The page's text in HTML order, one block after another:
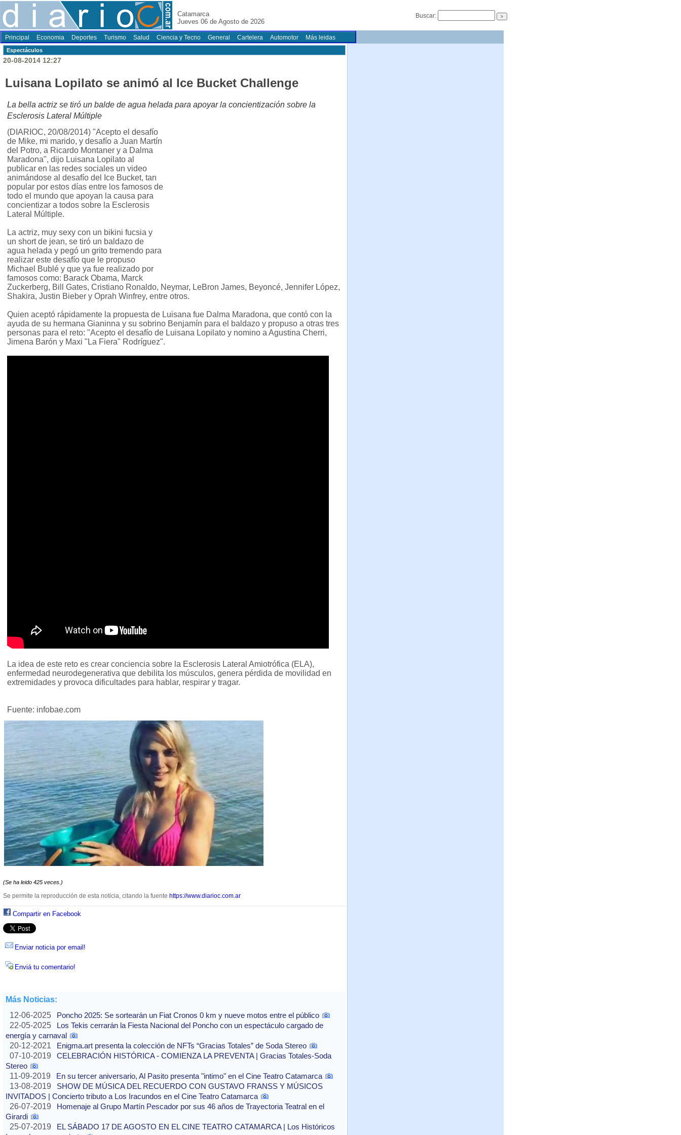
Catamarca
Jueves 06 de Agosto de 2026
Buscar:
Principal Economia Deportes Turismo Salud Ciencia y Tecno General Cartelera Automotor Más leidas
Espectáculos
20-08-2014 12:27
Luisana Lopilato se animó al Ice Bucket Challenge
La bella actriz se tiró un balde de agua helada para apoyar la concientización sobre la
Esclerosis Lateral Múltiple
(DIARIOC, 20/08/2014) "Acepto el desafío
de Mike, mi marido, y desafío a Juan Martín
del Potro, a Ricardo Montaner y a Dalma
Maradona", dijo Luisana Lopilato al
publicar en las redes sociales un video
animándose al desafío del Ice Bucket, tan
popular por estos días entre los famosos de
todo el mundo que apoyan la causa para
concientizar a todos sobre la Esclerosis
Lateral Múltiple.
La actriz, muy sexy con un bikini fucsia y
un short de jean, se tiró un baldazo de
agua helada y pegó un grito tremendo para
realizar este desafío que le propuso
Michael Bublé y que ya fue realizado por
famosos como: Barack Obama, Marck
Zuckerberg, Bill Gates, Cristiano Ronaldo, Neymar, LeBron James, Beyoncé, Jennifer López,
Shakira, Justin Bieber y Oprah Winfrey, entre otros.
Quien aceptó rápidamente la propuesta de Luisana fue Dalma Maradona, que contó con la
ayuda de su hermana Gianinna y su sobrino Benjamín para el baldazo y propuso a otras tres
personas para el reto: "Acepto el desafío de Luisana Lopilato y nomino a Agustina Cherri,
Jimena Barón y Maxi "La Fiera" Rodríguez".
La idea de este reto es crear conciencia sobre la Esclerosis Lateral Amiotrófica (ELA),
enfermedad neurodegenerativa que debilita los músculos, genera pérdida de movilidad en
extremidades y provoca dificultades para hablar, respirar y tragar.
Fuente: infobae.com
(Se ha leido 425 veces.)
Se permite la reproducción de esta noticia, citando la fuente https://www.diarioc.com.ar
Compartir en Facebook
Enviar noticia por email!
Enviá tu comentario!
Más Noticias:
12-06-2025
Poncho 2025: Se sortearán un Fiat Cronos 0 km y nueve motos entre el público
22-05-2025
Los Tekis cerrarán la Fiesta Nacional del Poncho con un espectáculo cargado de
energía y carnaval
20-12-2021
Enigma.art presenta la colección de NFTs “Gracias Totales” de Soda Stereo
07-10-2019
CELEBRACIÓN HISTÓRICA - COMIENZA LA PREVENTA | Gracias Totales-Soda
Stereo
11-09-2019
En su tercer aniversario, Al Pasito presenta "intimo" en el Cine Teatro Catamarca
13-08-2019
SHOW DE MÚSICA DEL RECUERDO CON GUSTAVO FRANSS Y MÚSICOS
INVITADOS | Concierto tributo a Los Iracundos en el Cine Teatro Catamarca
26-07-2019
Homenaje al Grupo Martín Pescador por sus 46 años de Trayectoria Teatral en el
Girardi
25-07-2019
EL SÁBADO 17 DE AGOSTO EN EL CINE TEATRO CATAMARCA | Los Históricos